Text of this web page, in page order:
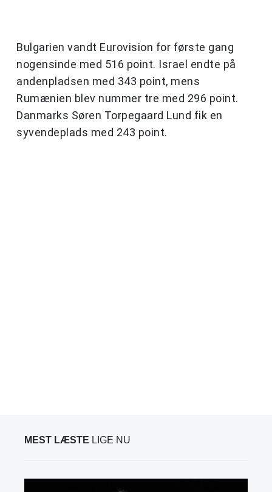
Bulgarien vandt Eurovision for første gang
nogensinde med 516 point. Israel endte på
andenpladsen med 343 point, mens
Rumænien blev nummer tre med 296 point.
Danmarks Søren Torpegaard Lund fik en
syvendeplads med 243 point.
MEST LÆSTE LIGE NU